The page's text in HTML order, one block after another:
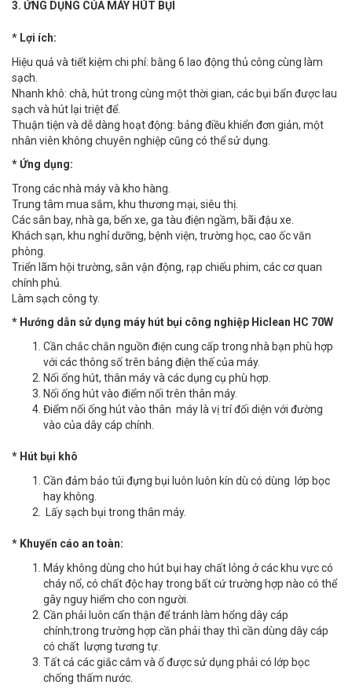
3. ỨNG DỤNG CỦA MÁY HÚT BỤI
* Lợi ích:
Hiệu quả và tiết kiệm chi phí: bằng 6 lao động thủ công cùng làm
sạch.
Nhanh khô: chà, hút trong cùng một thời gian, các bụi bẩn được lau
sạch và hút lại triệt để.
Thuận tiện và dễ dàng hoạt động: bảng điều khiển đơn giản, một
nhân viên không chuyên nghiệp cũng có thể sử dụng.
* Ứng dụng:
Trong các nhà máy và kho hàng.
Trung tâm mua sắm, khu thương mại, siêu thị.
Các sân bay, nhà ga, bến xe, ga tàu điện ngầm, bãi đậu xe.
Khách sạn, khu nghỉ dưỡng, bệnh viện, trường học, cao ốc văn
phòng.
Triển lãm hội trường, sân vận động, rạp chiếu phim, các cơ quan
chính phủ.
Làm sạch công ty.
* Hướng dẫn sử dụng máy hút bụi công nghiệp Hiclean HC 70W
Cần chắc chắn nguồn điện cung cấp trong nhà bạn phù hợp
với các thông số trên bảng điện thế của máy.
Nối ống hút, thân máy và các dụng cụ phù hợp.
Nối ống hút vào điểm nối trên thân máy.
Điểm nối ống hút vào thân máy là vị trí đối diện với đường
vào của dây cáp chính.
* Hút bụi khô
Cần đảm bảo túi đựng bụi luôn luôn kín dù có dùng lớp bọc
hay không.
Lấy sạch bụi trong thân máy.
* Khuyến cáo an toàn:
Máy không dùng cho hút bụi hay chất lỏng ở các khu vực có
cháy nổ, có chất độc hay trong bất cứ trường hợp nào có thể
gây nguy hiểm cho con người.
Cần phải luôn cẩn thận để tránh làm hổng dây cáp
chính;trong trường hợp cần phải thay thì cần dùng dây cáp
có chất lượng tương tự.
Tất cả các giắc cắm và ổ được sử dụng phải có lớp bọc
chống thấm nước.